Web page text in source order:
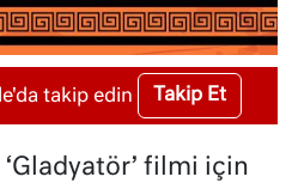
takip edin Takip Et
‘Gladyatör’ filmi için